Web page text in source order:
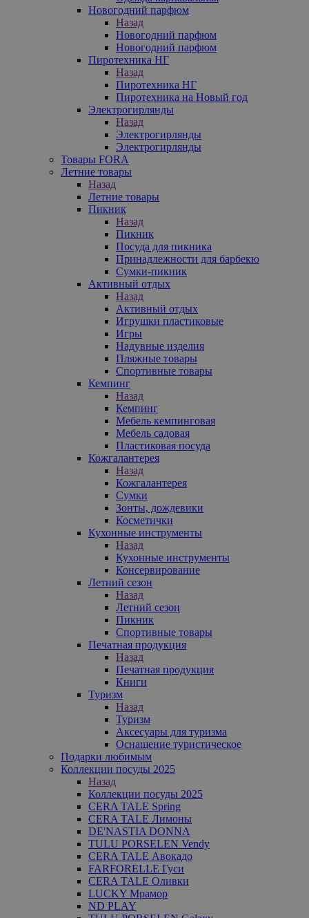
Новогодний парфюм
Назад
Новогодний парфюм
Новогодний парфюм
Пиротехника НГ
Назад
Пиротехника НГ
Пиротехника на Новый год
Электрогирлянды
Назад
Электрогирлянды
Электрогирлянды
Товары FORA
Летние товары
Назад
Летние товары
Пикник
Назад
Пикник
Посуда для пикника
Принадлежности для барбекю
Сумки-пикник
Активный отдых
Назад
Активный отдых
Игрушки пластиковые
Игры
Надувные изделия
Пляжные товары
Спортивные товары
Кемпинг
Назад
Кемпинг
Мебель кемпинговая
Мебель садовая
Пластиковая посуда
Кожгалантерея
Назад
Кожгалантерея
Сумки
Зонты, дождевики
Косметички
Кухонные инструменты
Назад
Кухонные инструменты
Консервирование
Летний сезон
Назад
Летний сезон
Пикник
Спортивные товары
Печатная продукция
Назад
Печатная продукция
Книги
Туризм
Назад
Туризм
Аксесуары для туризма
Оснащение туристическое
Подарки любимым
Коллекции посуды 2025
Назад
Коллекции посуды 2025
CERA TALE Spring
CERA TALE Лимоны
DE'NASTIA DONNA
TULU PORSELEN Vendy
CERA TALE Авокадо
FARFORELLE Гуси
CERA TALE Оливки
LUCKY Мрамор
ND PLAY